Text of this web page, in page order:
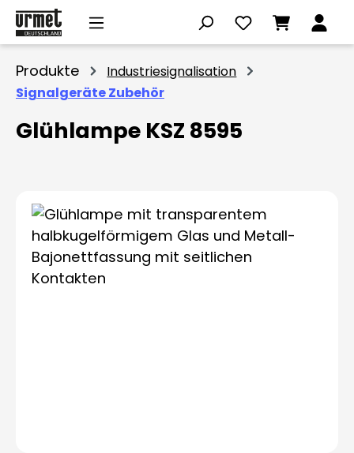
Zum Hauptinhalt springen
Produkte
Industriesignalisation
Signalgeräte Zubehör
Glühlampe KSZ 8595
Bildergalerie überspringen